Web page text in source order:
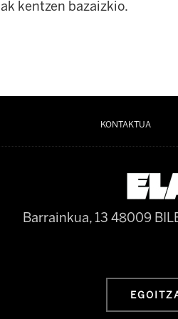
kentzen bazaizkio.
KONTAKTUA
Barrainkua, 13 48009